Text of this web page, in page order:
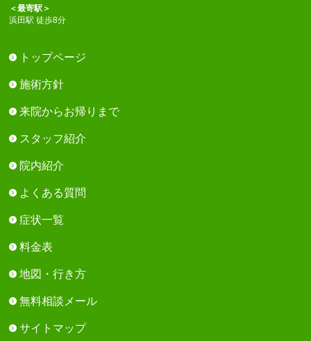
＜最寄駅＞
浜田駅 徒歩8分
トップページ
施術方針
来院からお帰りまで
スタッフ紹介
院内紹介
よくある質問
症状一覧
料金表
地図・行き方
無料相談メール
サイトマップ